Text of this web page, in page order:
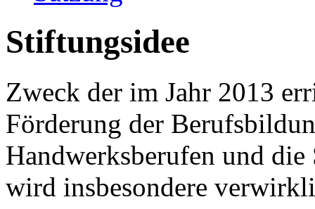
Stiftungsidee
Zweck der im Jahr 2013
Förderung der
Handwerksberufen und
wird insbesondere